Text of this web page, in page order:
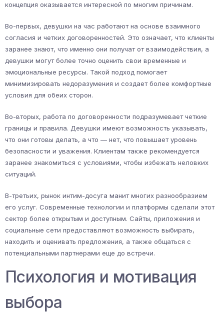
концепция оказывается интересной по многим причинам.
Во-первых, девушки на час работают на основе взаимного
согласия и четких договоренностей. Это означает, что клиенты
заранее знают, что именно они получат от взаимодействия, а
девушки могут более точно оценить свои временные и
эмоциональные ресурсы. Такой подход помогает
минимизировать недоразумения и создает более комфортные
условия для обеих сторон.
Во-вторых, работа по договоренности подразумевает четкие
границы и правила. Девушки имеют возможность указывать,
что они готовы делать, а что — нет, что повышает уровень
безопасности и уважения. Клиентам также рекомендуется
заранее знакомиться с условиями, чтобы избежать неловких
ситуаций.
В-третьих, рынок интим-досуга манит многих разнообразием
его услуг. Современные технологии и платформы сделали этот
сектор более открытым и доступным. Сайты, приложения и
социальные сети предоставляют возможность выбирать,
находить и оценивать предложения, а также общаться с
потенциальными партнерами еще до встречи.
Психология и мотивация
выбора